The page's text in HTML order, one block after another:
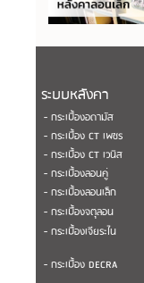
ระบบหลังคา
- กระเบื้องอดามัส
- กระเบื้อง CT เพชร
- กระเบื้อง CT เวนิส
- กระเบื้องลอนคู่
- กระเบื้องลอนเล็ก
- กระเบื้องจตุลอน
- กระเบื้องเจียระไน
- กระเบื้อง DECRA